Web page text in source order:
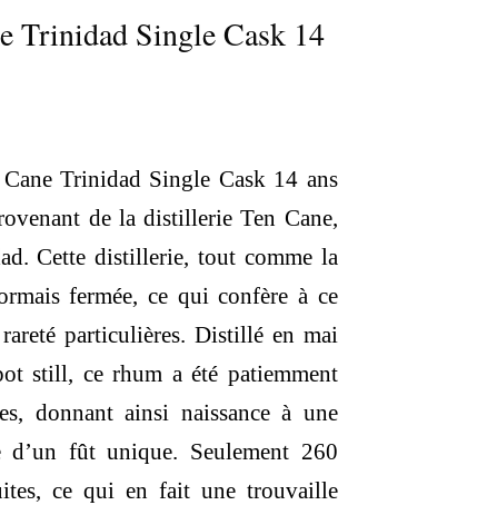
Trinidad Single Cask 14
:
€.
Trinidad Single Cask 14 ans
de la distillerie Ten Cane,
Cette distillerie, tout comme la
fermée, ce qui confère à ce
particulières. Distillé en mai
still, ce rhum a été patiemment
donnant ainsi naissance à une
d’un fût unique. Seulement 260
ce qui en fait une trouvaille